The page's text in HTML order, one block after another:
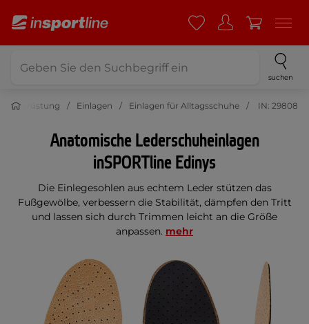
suchen
Einlagen Einlagen für Alltagsschuhe IN: 29808
Anatomische Lederschuheinlagen
inSPORTline Edinys
Die Einlegesohlen aus echtem Leder stützen das
Fußgewölbe, verbessern die Stabilität, dämpfen den Tritt
und lassen sich durch Trimmen leicht an die Größe
anpassen. mehr